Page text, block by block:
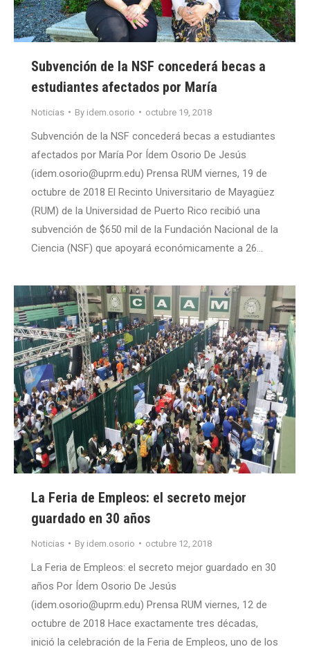
Subvención de la NSF concederá becas a
estudiantes afectados por María
Noticias By idem.osorio octubre 19, 2018
Subvención de la NSF concederá becas a estudiantes
afectados por María Por Ídem Osorio De Jesús
(idem.osorio@uprm.edu) Prensa RUM viernes, 19 de
octubre de 2018 El Recinto Universitario de Mayagüez
(RUM) de la Universidad de Puerto Rico recibió una
subvención de $650 mil de la Fundación Nacional de la
Ciencia (NSF) que apoyará económicamente a 26…
La Feria de Empleos: el secreto mejor
guardado en 30 años
Noticias By idem.osorio octubre 12, 2018
La Feria de Empleos: el secreto mejor guardado en 30
años Por Ídem Osorio De Jesús
(idem.osorio@uprm.edu) Prensa RUM viernes, 12 de
octubre de 2018 Hace exactamente tres décadas,
inició la celebración de la Feria de Empleos, uno de los